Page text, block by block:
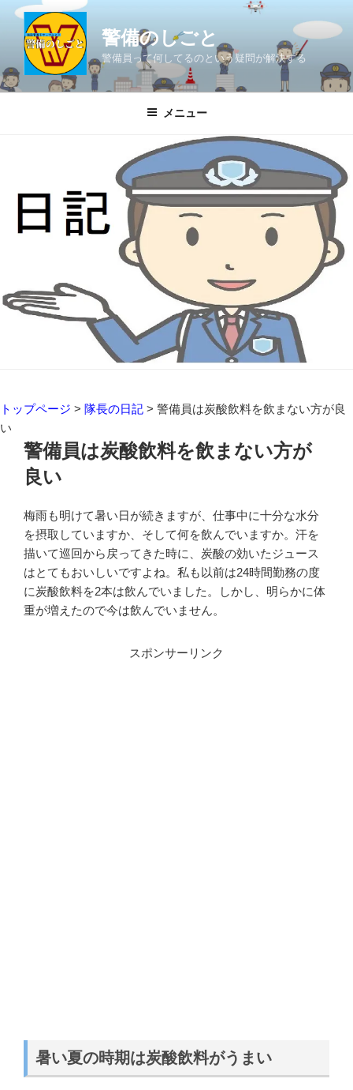
ン
ツ
警備のしごと
警備員って何してるのという疑問が解決する
メニュー
トップページ > 隊長の日記 > 警備員は炭酸飲料を飲まない方が良
い
警備員は炭酸飲料を飲まない方が
良い
梅雨も明けて暑い日が続きますが、仕事中に十分な水分
を摂取していますか、そして何を飲んでいますか。汗を
描いて巡回から戻ってきた時に、炭酸の効いたジュース
はとてもおいしいですよね。私も以前は24時間勤務の度
に炭酸飲料を2本は飲んでいました。しかし、明らかに体
重が増えたので今は飲んでいません。
スポンサーリンク
暑い夏の時期は炭酸飲料がうまい